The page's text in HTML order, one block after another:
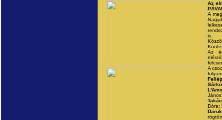
Az
A
is.
Az
A
Dóra: